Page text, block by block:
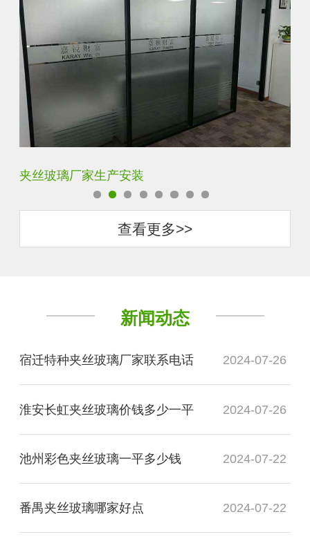
防窥玻璃厂家直销批发
查看更多>>
新闻动态
宿迁特种夹丝玻璃厂家联系电话 2024-07-26
淮安长虹夹丝玻璃价钱多少一平 2024-07-26
池州彩色夹丝玻璃一平多少钱 2024-07-22
番禺夹丝玻璃哪家好点 2024-07-22